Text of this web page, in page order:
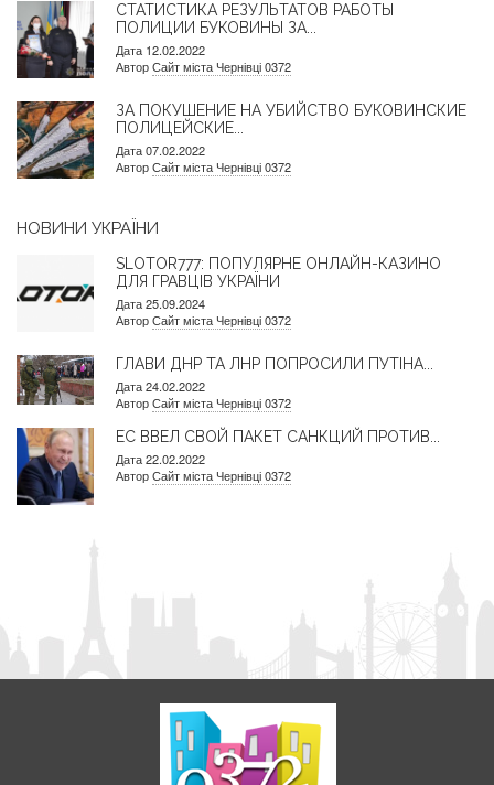
СТАТИСТИКА РЕЗУЛЬТАТОВ РАБОТЫ
ПОЛИЦИИ БУКОВИНЫ ЗА...
Дата 12.02.2022
АвторСайт міста Чернівці 0372
ЗА ПОКУШЕНИЕ НА УБИЙСТВО БУКОВИНСКИЕ
ПОЛИЦЕЙСКИЕ...
Дата 07.02.2022
АвторСайт міста Чернівці 0372
НОВИНИ УКРАЇНИ
SLOTOR777: ПОПУЛЯРНЕ ОНЛАЙН-КАЗИНО
ДЛЯ ГРАВЦІВ УКРАЇНИ
Дата 25.09.2024
АвторСайт міста Чернівці 0372
ГЛАВИ ДНР ТА ЛНР ПОПРОСИЛИ ПУТІНА...
Дата 24.02.2022
АвторСайт міста Чернівці 0372
ЕС ВВЕЛ СВОЙ ПАКЕТ САНКЦИЙ ПРОТИВ...
Дата 22.02.2022
АвторСайт міста Чернівці 0372